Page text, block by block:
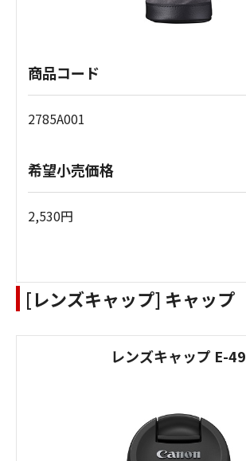
商品コード
2785A001
希望小売価格
2,530円
[レンズキャップ] キャップ
レンズキャップ E-49